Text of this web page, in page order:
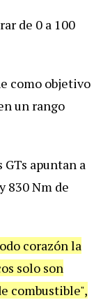
de 0 a 100
como objetivo
un rango
apuntan a
830 Nm de
corazón la
solo son
combustible",